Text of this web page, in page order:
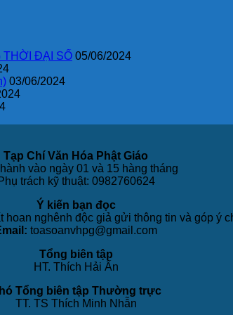
THỜI ĐẠI SỐ 05/06/2024
03/06/2024
Tạp Chí Văn Hóa Phật Giáo
vào ngày 01 và 15 hàng tháng
Phụ trách kỹ thuật: 0982760624
Ý kiến bạn đọc
hoan nghênh độc giả gửi thông tin và góp ý
toasoanvhpg@gmail.com
Tổng biên tập
HT. Thích Hải Ấn
Tổng biên tập Thường trực
TT. TS Thích Minh Nhẫn